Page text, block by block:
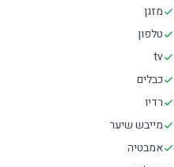
מזגן
טלפון
tv
כבלים
רדיו
מייבש שיער
אמבטיה